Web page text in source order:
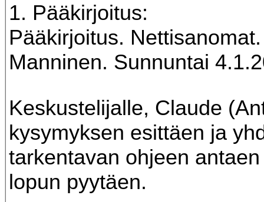
1. Pääkirjoitus:
Pääkirjoitus.
Manninen. Sunnuntai
Keskustelijalle, Claude
kysymyksen esittäen ja
tarkentavan ohjeen
lopun pyytäen.